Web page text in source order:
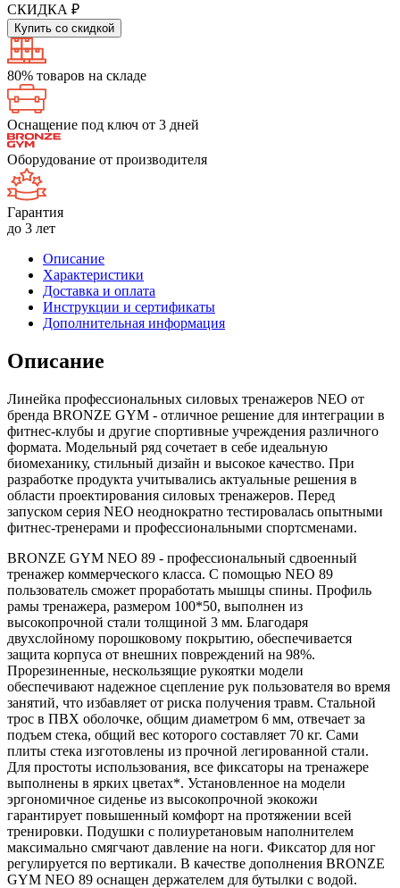
СКИДКА ₽
Купить со скидкой
80% товаров на складе
Оснащение под ключ от 3 дней
Оборудование от производителя
Гарантия
до 3 лет
Описание
Характеристики
Доставка и оплата
Инструкции и сертификаты
Дополнительная информация
Описание
Линейка профессиональных силовых тренажеров NEO от
бренда BRONZE GYM - отличное решение для интеграции в
фитнес-клубы и другие спортивные учреждения различного
формата. Модельный ряд сочетает в себе идеальную
биомеханику, стильный дизайн и высокое качество. При
разработке продукта учитывались актуальные решения в
области проектирования силовых тренажеров. Перед
запуском серия NEO неоднократно тестировалась опытными
фитнес-тренерами и профессиональными спортсменами.
BRONZE GYM NEO 89 - профессиональный сдвоенный
тренажер коммерческого класса. С помощью NEO 89
пользователь сможет проработать мышцы спины. Профиль
рамы тренажера, размером 100*50, выполнен из
высокопрочной стали толщиной 3 мм. Благодаря
двухслойному порошковому покрытию, обеспечивается
защита корпуса от внешних повреждений на 98%.
Прорезиненные, нескользящие рукоятки модели
обеспечивают надежное сцепление рук пользователя во время
занятий, что избавляет от риска получения травм. Стальной
трос в ПВХ оболочке, общим диаметром 6 мм, отвечает за
подъем стека, общий вес которого составляет 70 кг. Сами
плиты стека изготовлены из прочной легированной стали.
Для простоты использования, все фиксаторы на тренажере
выполнены в ярких цветах*. Установленное на модели
эргономичное сиденье из высокопрочной экокожи
гарантирует повышенный комфорт на протяжении всей
тренировки. Подушки с полиуретановым наполнителем
максимально смягчают давление на ноги. Фиксатор для ног
регулируется по вертикали. В качестве дополнения BRONZE
GYM NEO 89 оснащен держателем для бутылки с водой.